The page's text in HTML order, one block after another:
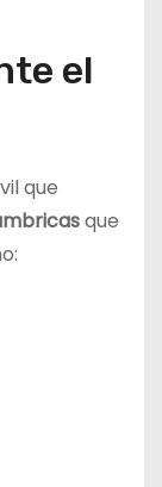
el
que
que